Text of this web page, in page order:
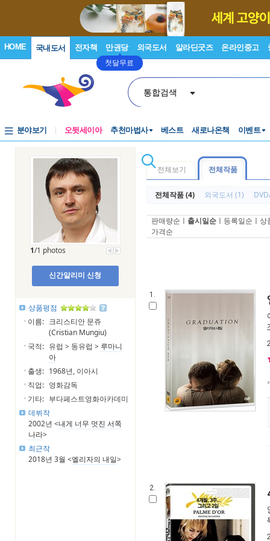
HOME 국내도서 전자책 만권당
첫달무료
외국도서 알라딘굿즈 온라인중고
통합검색
분야보기 오뒷세이아 추천마법사 베스트 새로나온책 이벤트
1/1 photos
신간알리미 신청
상품평점
이름: 크리스티안 문쥬
(Cristian Mungiu)
국적: 유럽 > 동유럽 > 루마니
아
출생: 1968년, 이아시
직업: 영화감독
기타: 부다페스트영화아카데미
데뷔작
2002년 <내게 너무 멋진 서쪽
나라>
최근작
2018년 3월 <엘리자의 내일>
전체보기 전체작품
전체작품 (4) 외국도서 (1)
판매량순 ㅣ 출시일순 ㅣ 등록일순 ㅣ 상
가격순
1.
2.